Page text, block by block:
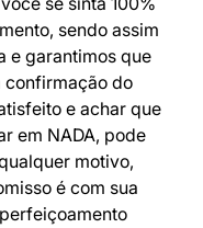
sendo assim
e garantimos que
confirmação do
e achar que
em NADA, pode
motivo,
é com sua